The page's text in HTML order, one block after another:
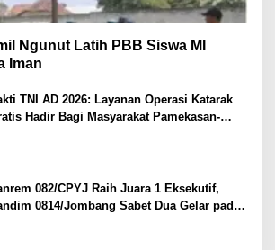
Ngunut Latih PBB Siswa MI
Iman
TNI AD 2026: Layanan Operasi Katarak
Hadir Bagi Masyarakat Pamekasan-
082/CPYJ Raih Juara 1 Eksekutif,
0814/Jombang Sabet Dua Gelar pada